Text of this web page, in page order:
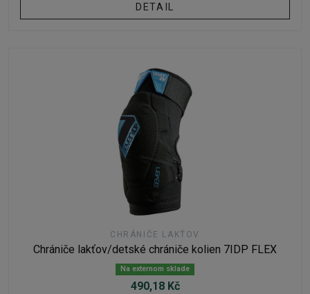
DETAIL
CHRÁNIČE LAKŤOV
Chrániče lakťov/detské chrániče kolien 7IDP FLEX
Na externom sklade
490,18 Kč